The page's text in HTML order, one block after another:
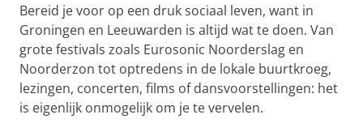
Bereid je voor op een druk sociaal leven, want in
Groningen en Leeuwarden is altijd wat te doen. Van
grote festivals zoals Eurosonic Noorderslag en
Noorderzon tot optredens in de lokale buurtkroeg,
lezingen, concerten, films of dansvoorstellingen: het
is eigenlijk onmogelijk om je te vervelen.